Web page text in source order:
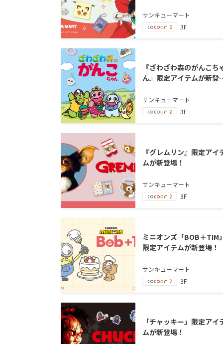
サンキューマート
3F
『ざわざわ森のがんこち
ん』限定アイテムが新登
サンキューマート
3F
『グレムリン』限定アイ
ムが新登場！
サンキューマート
3F
ミニオンズ「BOB＋TIM
限定アイテムが新登場！
サンキューマート
3F
「チャッキー」限定アイ
ムが新登場！